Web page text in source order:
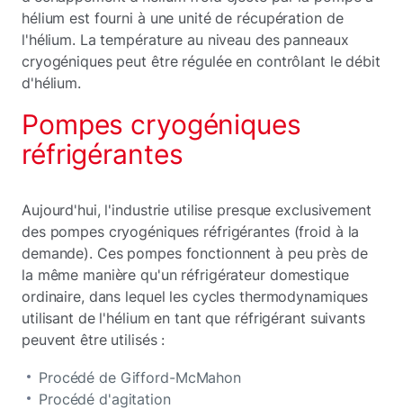
hélium est fourni à une unité de récupération de
l'hélium. La température au niveau des panneaux
cryogéniques peut être régulée en contrôlant le débit
d'hélium.
Pompes cryogéniques
réfrigérantes
Aujourd'hui, l'industrie utilise presque exclusivement
des pompes cryogéniques réfrigérantes (froid à la
demande). Ces pompes fonctionnent à peu près de
la même manière qu'un réfrigérateur domestique
ordinaire, dans lequel les cycles thermodynamiques
utilisant de l'hélium en tant que réfrigérant suivants
peuvent être utilisés :
Procédé de Gifford-McMahon
Procédé d'agitation